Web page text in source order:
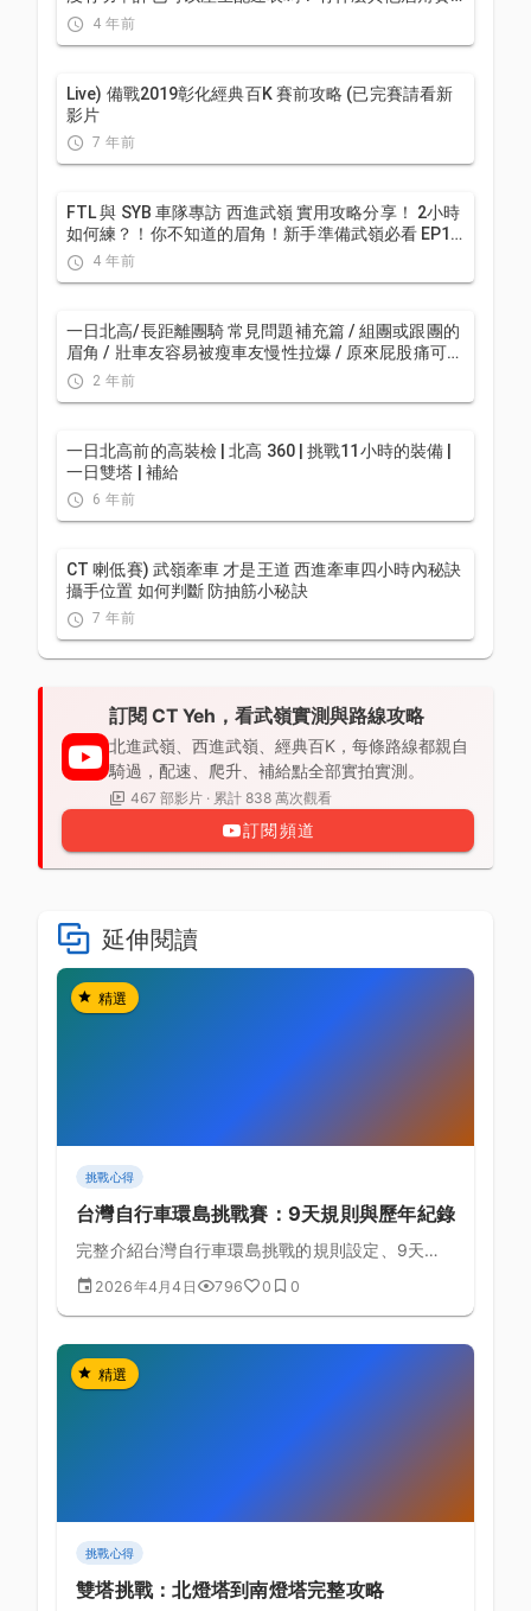
前要注意的呢? | 西進武嶺 / 東進武嶺 KOM 攻略 | 公路
車 | CT Yeh
4 年前
Live) 備戰2019彰化經典百K 賽前攻略 (已完賽請看新
影片
7 年前
FTL 與 SYB 車隊專訪 西進武嶺 實用攻略分享！ 2小時
如何練？！你不知道的眉角！新手準備武嶺必看 EP1 |
實力派女車友 | 精華版 | 公路車 | CTYeh
4 年前
一日北高/長距離團騎 常見問題補充篇 / 組團或跟團的
眉角 / 壯車友容易被瘦車友慢性拉爆 / 原來屁股痛可能
是這個原因...？ / 風場配速法 / 公路車 / CT Yeh
2 年前
一日北高前的高裝檢 | 北高 360 | 挑戰11小時的裝備 |
一日雙塔 | 補給
6 年前
CT 喇低賽) 武嶺牽車 才是王道 西進牽車四小時內秘訣
攝手位置 如何判斷 防抽筋小秘訣
7 年前
訂閱 CT Yeh，看武嶺實測與路線攻略
北進武嶺、西進武嶺、經典百K，每條路線都親自
騎過，配速、爬升、補給點全部實拍實測。
467 部影片 · 累計 838 萬次觀看
訂閱頻道
延伸閱讀
精選
挑戰心得
台灣自行車環島挑戰賽：9天規則與歷年紀錄
完整介紹台灣自行車環島挑戰的規則設定、9天標
準路線規劃、歷年完成紀錄，以及成功完成環島的
備賽策略指南。
2026年4月4日 796 0 0
精選
挑戰心得
雙塔挑戰：北燈塔到南燈塔完整攻略